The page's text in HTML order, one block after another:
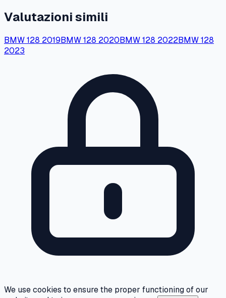
Valutazioni simili
BMW128 2019BMW128 2020BMW128 2022BMW128
2023
We use cookies to ensure the proper functioning of our